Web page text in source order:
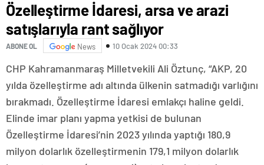
Özelleştirme İdaresi, arsa ve arazi
satışlarıyla rant sağlıyor
ABONE OL News 10 Ocak 2024 00:33
CHP Kahramanmaraş Milletvekili Ali Öztunç, “AKP, 20
yılda özelleştirme adı altında ülkenin satmadığı varlığını
bırakmadı. Özelleştirme İdaresi emlakçı haline geldi.
Elinde imar planı yapma yetkisi de bulunan
Özelleştirme İdaresi’nin 2023 yılında yaptığı 180,9
milyon dolarlık özelleştirmenin 179,1 milyon dolarlık